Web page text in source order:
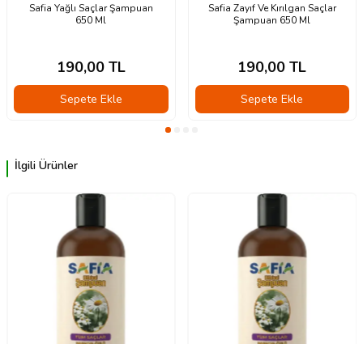
Safia Yağlı Saçlar Şampuan
650 Ml
190,00TL
Sepete Ekle
Safia Zayıf Ve Kırılgan Saçlar
Şampuan 650 Ml
190,00 TL
Sepete Ekle
İlgili Ürünler